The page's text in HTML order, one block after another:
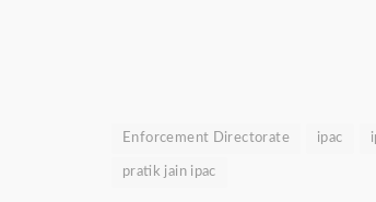
Enforcement Directorate ipac
pratik jain ipac